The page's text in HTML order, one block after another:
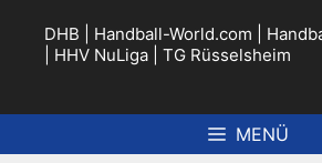
springen
DHB Handball-World.com
HHV NuLiga TG Rüsselsheim
MENÜ